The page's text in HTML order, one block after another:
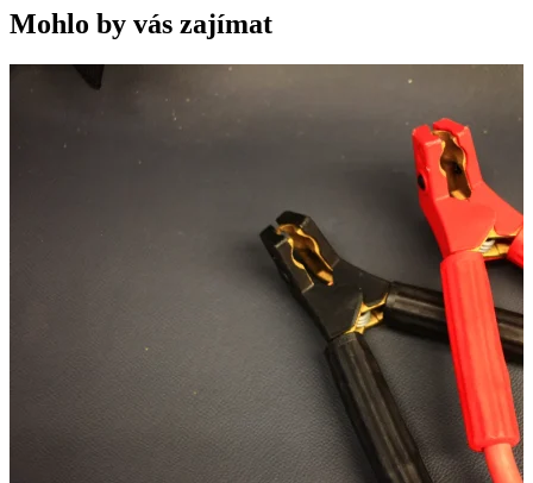
Mohlo by vás zajímat